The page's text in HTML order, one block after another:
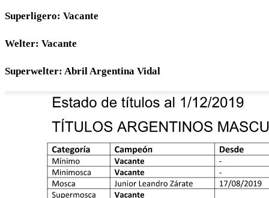
Superligero: Vacante
Welter: Vacante
Superwelter: Abril Argentina Vidal